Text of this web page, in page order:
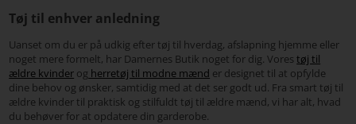
Tøj til enhver anledning
Uanset om du er på udkig efter tøj til hverdag, afslapning hjemme eller
noget mere formelt, har Damernes Butik noget for dig. Vorestøj til
ældre kvinder og herretøj til modne mænd er designet til at opfylde
dine behov og ønsker, samtidig med at det ser godt ud. Fra smart tøj til
ældre kvinder til praktisk og stilfuldt tøj til ældre mænd, vi har alt, hvad
du behøver for at opdatere din garderobe.